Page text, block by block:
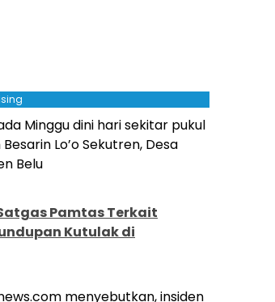
Minggu dini hari sekitar pukul
Lo’o Sekutren, Desa
Belu
Pamtas Terkait
Kutulak di
menyebutkan, insiden